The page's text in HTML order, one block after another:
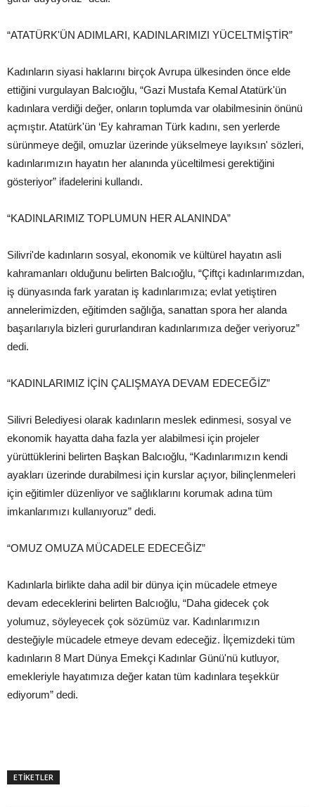
“ATATÜRK'ÜN ADIMLARI, KADINLARIMIZI YÜCELTMİŞTİR”
Kadınların siyasi haklarını birçok Avrupa ülkesinden önce elde
ettiğini vurgulayan Balcıoğlu, “Gazi Mustafa Kemal Atatürk'ün
kadınlara verdiği değer, onların toplumda var olabilmesinin önünü
açmıştır. Atatürk'ün ‘Ey kahraman Türk kadını, sen yerlerde
sürünmeye değil, omuzlar üzerinde yükselmeye layıksın' sözleri,
kadınlarımızın hayatın her alanında yüceltilmesi gerektiğini
gösteriyor” ifadelerini kullandı.
“KADINLARIMIZ TOPLUMUN HER ALANINDA”
Silivri'de kadınların sosyal, ekonomik ve kültürel hayatın asli
kahramanları olduğunu belirten Balcıoğlu, “Çiftçi kadınlarımızdan,
iş dünyasında fark yaratan iş kadınlarımıza; evlat yetiştiren
annelerimizden, eğitimden sağlığa, sanattan spora her alanda
başarılarıyla bizleri gururlandıran kadınlarımıza değer veriyoruz”
dedi.
“KADINLARIMIZ İÇİN ÇALIŞMAYA DEVAM EDECEĞİZ”
Silivri Belediyesi olarak kadınların meslek edinmesi, sosyal ve
ekonomik hayatta daha fazla yer alabilmesi için projeler
yürüttüklerini belirten Başkan Balcıoğlu, “Kadınlarımızın kendi
ayakları üzerinde durabilmesi için kurslar açıyor, bilinçlenmeleri
için eğitimler düzenliyor ve sağlıklarını korumak adına tüm
imkanlarımızı kullanıyoruz” dedi.
“OMUZ OMUZA MÜCADELE EDECEĞİZ”
Kadınlarla birlikte daha adil bir dünya için mücadele etmeye
devam edeceklerini belirten Balcıoğlu, “Daha gidecek çok
yolumuz, söyleyecek çok sözümüz var. Kadınlarımızın
desteğiyle mücadele etmeye devam edeceğiz. İlçemizdeki tüm
kadınların 8 Mart Dünya Emekçi Kadınlar Günü'nü kutluyor,
emekleriyle hayatımıza değer katan tüm kadınlara teşekkür
ediyorum” dedi.
ETİKETLER